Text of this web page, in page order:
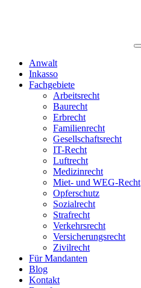
Anwalt
Inkasso
Fachgebiete
Arbeitsrecht
Baurecht
Erbrecht
Familienrecht
Gesellschaftsrecht
IT-Recht
Luftrecht
Medizinrecht
Miet- und WEG-Recht
Opferschutz
Sozialrecht
Strafrecht
Verkehrsrecht
Versicherungsrecht
Zivilrecht
Für Mandanten
Blog
Kontakt